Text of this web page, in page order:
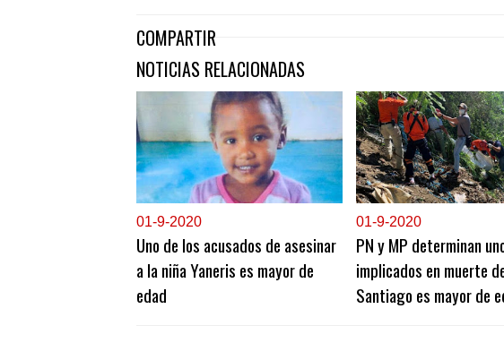
COMPARTIR
NOTICIAS RELACIONADAS
01-9-2020
Uno de los acusados de asesinar
a la niña Yaneris es mayor de
edad
01-9-2020
PN y MP determinan
implicados en muerte
Santiago es mayor de